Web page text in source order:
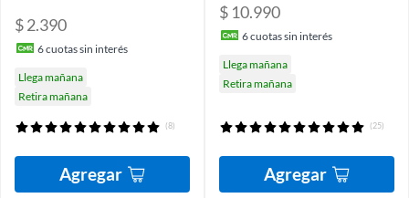
$ 2.390
6cuotas sin interés
Llega mañana
Retira mañana
(8)
Agregar
$ 10.990
6cuotas sin interés
Llega mañana
Retira mañana
(25)
Agregar